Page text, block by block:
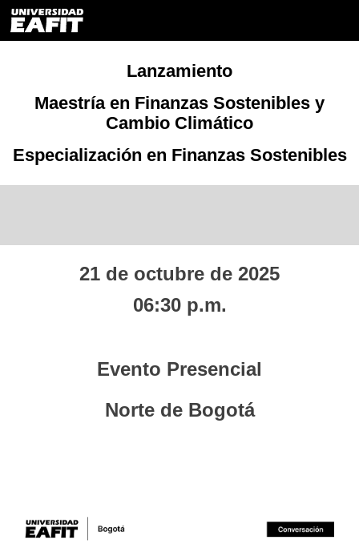
Lanzamiento
Maestría en Finanzas Sostenibles y
Cambio Climático
Especialización en Finanzas Sostenibles
21 de octubre de 2025
06:30 p.m.
Evento Presencial
Norte de Bogotá